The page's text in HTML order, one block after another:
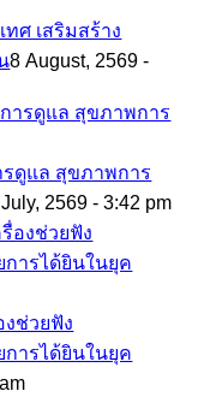
ศ เสริมสร้าง
8 August, 2569 -
รดูแล สุขภาพการ
2569 - 3:42 pm
งช่วยฟัง
การได้ยินในยุค